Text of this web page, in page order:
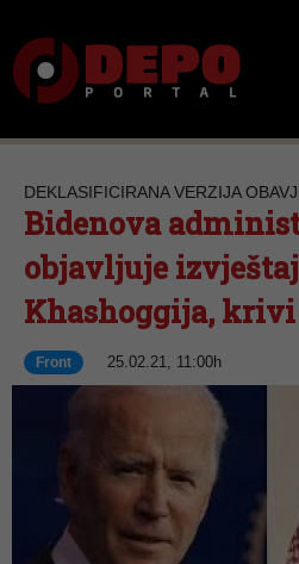
DEKLASIFICIRANA VERZIJA
Bidenova
objavljuje
Khashoggija,
Front 25.02.21, 11:00h